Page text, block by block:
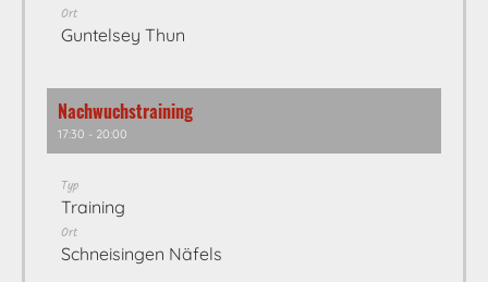
Ort
Guntelsey Thun
Nachwuchstraining
17:30 - 20:00
Typ
Training
Ort
Schneisingen Näfels